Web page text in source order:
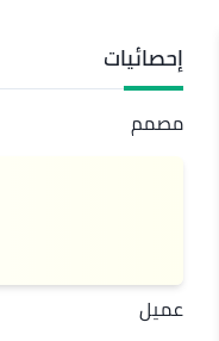
إحصائيات
مصمم
عميل